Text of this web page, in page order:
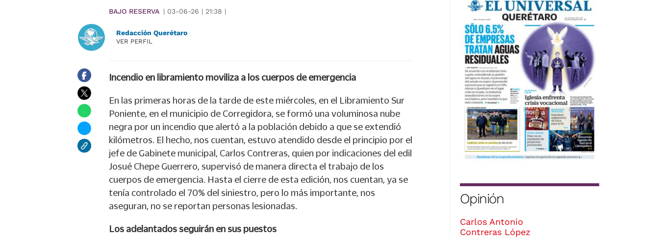
BAJO RESERVA | 03-06-26 | 21:38 |
Redacción Querétaro
VER PERFIL
Incendio en libramiento moviliza a los cuerpos de emergencia
En las primeras horas de la tarde de este miércoles, en el Libramiento Sur
Poniente, en el municipio de Corregidora, se formó una voluminosa nube
negra por un incendio que alertó a la población debido a que se extendió
kilómetros. El hecho, nos cuentan, estuvo atendido desde el principio por el
jefe de Gabinete municipal, Carlos Contreras, quien por indicaciones del edil
Josué Chepe Guerrero, supervisó de manera directa el trabajo de los
cuerpos de emergencia. Hasta el cierre de esta edición, nos cuentan, ya se
tenía controlado el 70% del siniestro, pero lo más importante, nos
aseguran, no se reportan personas lesionadas.
Los adelantados seguirán en sus puestos
Opinión
Carlos Antonio
Contreras López